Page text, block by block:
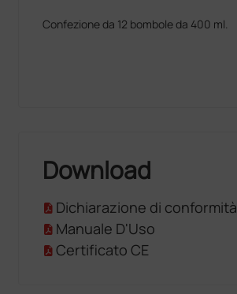
Confezione da 12 bombole da 400 ml.
Download
Dichiarazione di conformità
Manuale D'Uso
Certificato CE